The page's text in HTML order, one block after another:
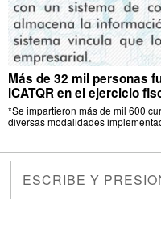
Más de 32 mil personas
ICATQR en el ejercicio
*Se impartieron más de mil 600
diversas modalidades